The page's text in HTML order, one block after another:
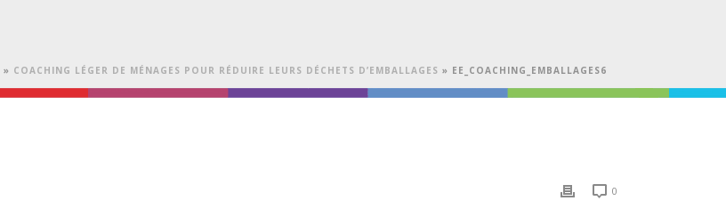
» COACHING LÉGER DE MÉNAGES POUR RÉDUIRE LEURS DÉCHETS D’EMBALLAGES » EE_COACHING_EMBALLAGES6
0